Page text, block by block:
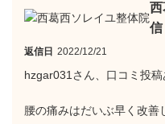
西
信
返信日 2022/12/21
hzgar031さん、口コミ投稿
腰の痛みはだいぶ早く改善